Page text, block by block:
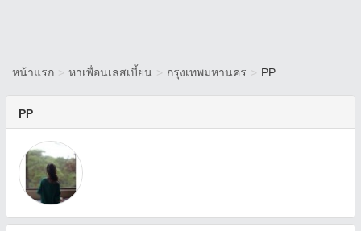
หน้าแรก > หาเพื่อนเลสเบี้ยน > กรุงเทพมหานคร > PP
PP